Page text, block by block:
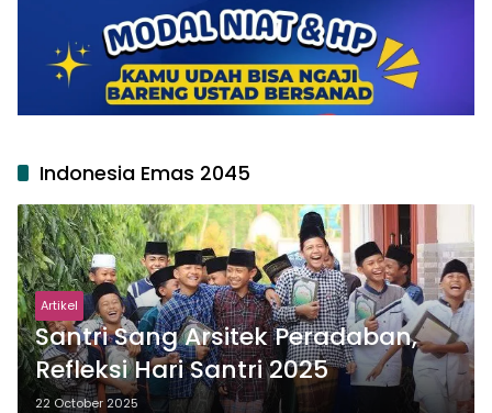
Indonesia Emas 2045
Artikel
Santri Sang Arsitek Peradaban,
Refleksi Hari Santri 2025
22 October 2025